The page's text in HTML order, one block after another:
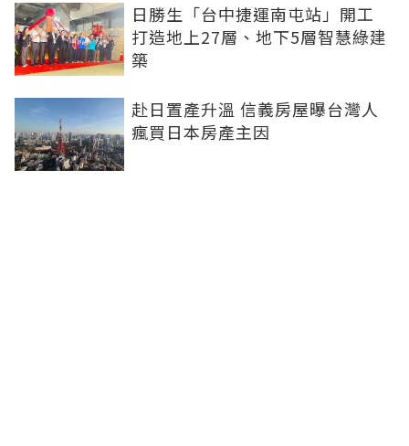
日勝生「台中捷運南屯站」開工
打造地上27層、地下5層智慧綠建
築
赴日置產升溫 信義房屋曝台灣人
瘋買日本房產主因